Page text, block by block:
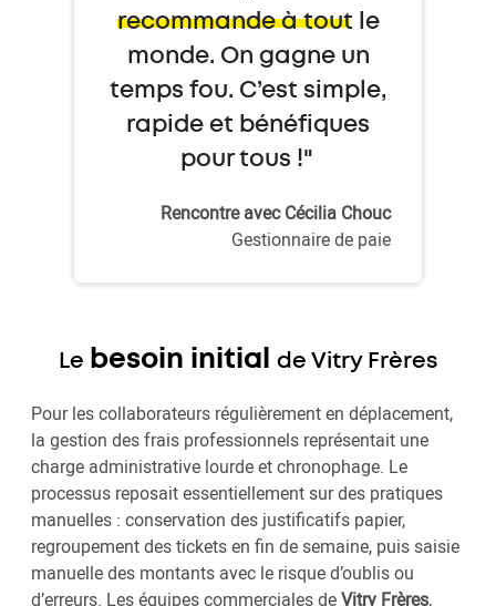
recommande à tout le
monde. On gagne un
temps fou. C’est simple,
rapide et bénéfiques
pour tous !"
Rencontre avec Cécilia Chouc
Gestionnaire de paie
Le besoin initial de Vitry Frères
Pour les collaborateurs régulièrement en déplacement,
la gestion des frais professionnels représentait une
charge administrative lourde et chronophage. Le
processus reposait essentiellement sur des pratiques
manuelles : conservation des justificatifs papier,
regroupement des tickets en fin de semaine, puis saisie
manuelle des montants avec le risque d’oublis ou
d’erreurs. Les équipes commerciales deVitry Frères,